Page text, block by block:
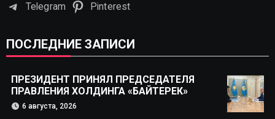
Telegram
Pinterest
ПОСЛЕДНИЕ ЗАПИСИ
ПРЕЗИДЕНТ ПРИНЯЛ ПРЕДСЕДАТЕЛЯ
ПРАВЛЕНИЯ ХОЛДИНГА «БАЙТЕРЕК»
6 августа, 2026